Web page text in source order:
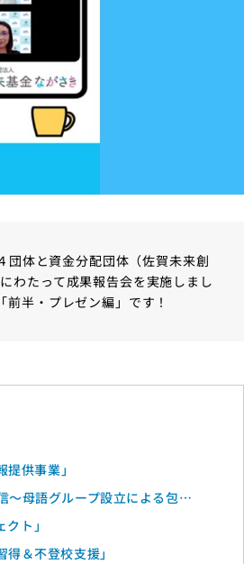
体と資金分配団体（佐賀未来創
わたって成果報告会を実施しまし
半・プレゼン編」です！
供事業」
～母語グループ設立による包括
ト」
＆不登校支援」